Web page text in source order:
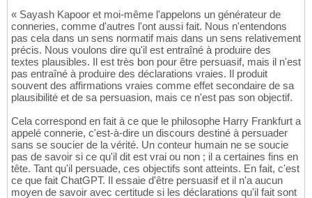
« Sayash Kapoor et moi-même l'appelons un générateur de
conneries, comme d'autres l'ont aussi fait. Nous n'entendons
pas cela dans un sens normatif mais dans un sens relativement
précis. Nous voulons dire qu'il est entraîné à produire des
textes plausibles. Il est très bon pour être persuasif, mais il n'est
pas entraîné à produire des déclarations vraies. Il produit
souvent des affirmations vraies comme effet secondaire de sa
plausibilité et de sa persuasion, mais ce n'est pas son objectif.
Cela correspond en fait à ce que le philosophe Harry Frankfurt a
appelé connerie, c'est-à-dire un discours destiné à persuader
sans se soucier de la vérité. Un conteur humain ne se soucie
pas de savoir si ce qu'il dit est vrai ou non ; il a certaines fins en
tête. Tant qu'il persuade, ces objectifs sont atteints. En fait, c'est
ce que fait ChatGPT. Il essaie d'être persuasif et il n'a aucun
moyen de savoir avec certitude si les déclarations qu'il fait sont